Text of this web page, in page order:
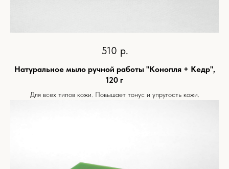
510 р.
Натуральное мыло ручной работы "Конопля + Кедр",
120 г
Для всех типов кожи. Повышает тонус и упругость кожи.